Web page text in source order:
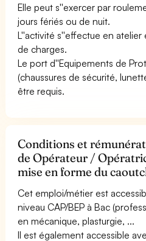
Elle peut s''exercer par
jours fériés ou de nuit.
L''activité s''effectue en
de charges.
Le port d''Equipements de
(chaussures de sécurité,
être requis.
Conditions et
de Opérateur /
mise en forme du
Cet emploi/métier est
niveau CAP/BEP à Bac
en mécanique, plasturgie, ...
Il est également accessible